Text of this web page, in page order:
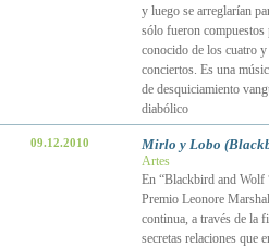
y luego se arreglarían
sólo fueron compuestos
conocido de los cuatro y
conciertos. Es una
de desquiciamiento
diabólico
09.12.2010 Mirlo y Lobo
Artes
En “Blackbird and
Premio Leonore
continua, a través de la
secretas relaciones que